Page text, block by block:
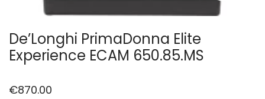
De’Longhi PrimaDonna Elite
Experience ECAM 650.85.MS
€870.00